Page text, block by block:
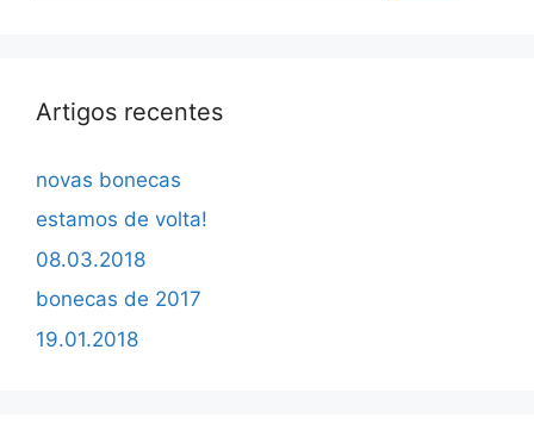
Artigos recentes
novas bonecas
estamos de volta!
08.03.2018
bonecas de 2017
19.01.2018